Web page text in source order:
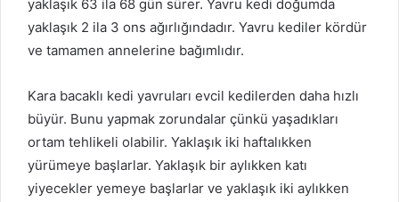
yaklaşık 63 ila 68 gün sürer. Yavru kedi doğumda
yaklaşık 2 ila 3 ons ağırlığındadır. Yavru kediler kördür
ve tamamen annelerine bağımlıdır.
Kara bacaklı kedi yavruları evcil kedilerden daha hızlı
büyür. Bunu yapmak zorundalar çünkü yaşadıkları
ortam tehlikeli olabilir. Yaklaşık iki haftalıkken
yürümeye başlarlar. Yaklaşık bir aylıkken katı
yiyecekler yemeye başlarlar ve yaklaşık iki aylıkken